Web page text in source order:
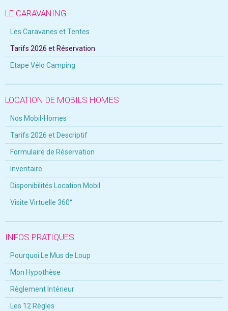
LE CARAVANING
Les Caravanes et Tentes
Tarifs 2026 et Réservation
Etape Vélo Camping
LOCATION DE MOBILS HOMES
Nos Mobil-Homes
Tarifs 2026 et Descriptif
Formulaire de Réservation
Inventaire
Disponibilités Location Mobil
Visite Virtuelle 360°
INFOS PRATIQUES
Pourquoi Le Mus de Loup
Mon Hypothèse
Règlement Intérieur
Les 12 Règles